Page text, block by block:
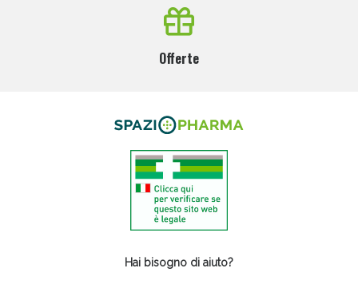
Offerte
Hai bisogno di aiuto?